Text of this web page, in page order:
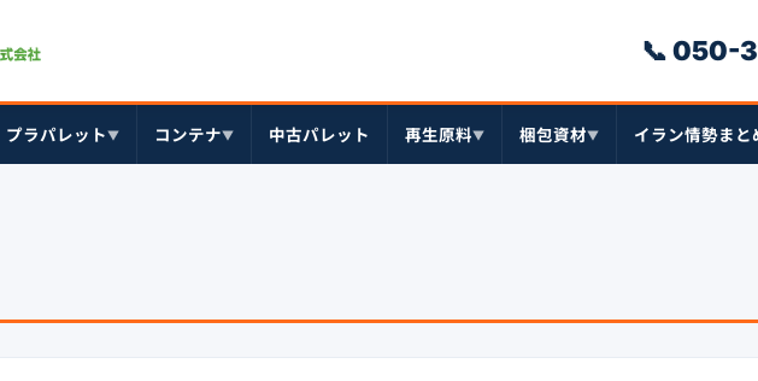
📞 050-
プラパレット▼ コンテナ▼ 中古パレット 再生原料▼ 梱包資材▼ イラン情勢まと